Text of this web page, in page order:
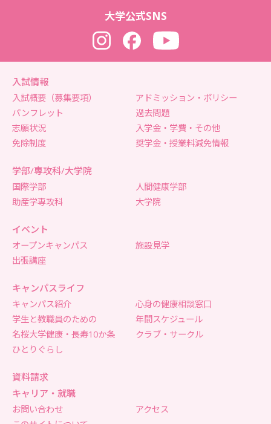
大学公式SNS
InstagramFacebookYouTube
入試情報
入試概要（募集要項）
アドミッション・ポリシー
パンフレット
過去問題
志願状況
入学金・学費・その他
免除制度
奨学金・授業料減免情報
学部/専攻科/大学院
国際学部
人間健康学部
助産学専攻科
大学院
イベント
オープンキャンパス
施設見学
出張講座
キャンパスライフ
キャンパス紹介
心身の健康相談窓口
学生と教職員のための
名桜大学健康・長寿10か条
年間スケジュール
クラブ・サークル
ひとりぐらし
資料請求
キャリア・就職
お問い合わせ
アクセス